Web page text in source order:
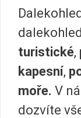
turistické,
kapesní,
moře. V
dozvíte